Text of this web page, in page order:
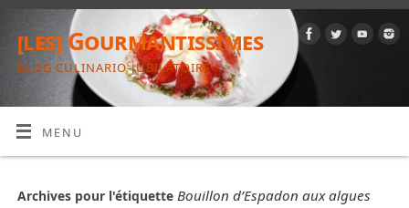
[les] Gourmantissimes
BLOG CULINARIO-JUBILATOIRE
MENU
Archives pour l'étiquette Bouillon d’Espadon aux algues